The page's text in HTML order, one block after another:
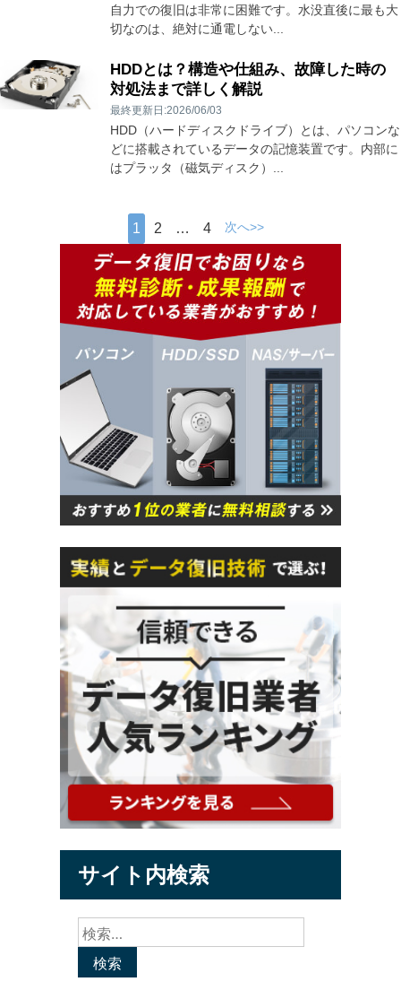
自力での復旧は非常に困難です。水没直後に最も大
切なのは、絶対に通電しない...
HDDとは？構造や仕組み、故障した時の
対処法まで詳しく解説
最終更新日:2026/06/03
HDD（ハードディスクドライブ）とは、パソコンな
どに搭載されているデータの記憶装置です。内部に
はプラッタ（磁気ディスク）...
1 2 … 4 次へ>>
サイト内検索
検
索: